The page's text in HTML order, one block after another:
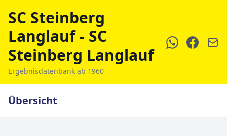
SC Steinberg
Langlauf - SC
Steinberg Langlauf
Ergebnisdatenbank ab 1960
Übersicht